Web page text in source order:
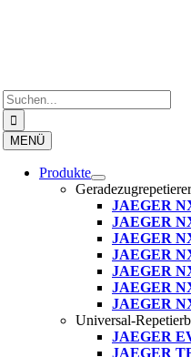
Suche
nach:
MENÜ
Produkte
Geradezugrepetierer
JAEGER
JAEGER
JAEGER
JAEGER
JAEGER
JAEGER
JAEGER
Universal-
JAEGER
JAEGER